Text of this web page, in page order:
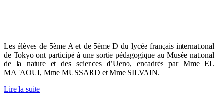
Les élèves de 5ème A et de 5ème D du lycée français international
de Tokyo ont participé à une sortie pédagogique au Musée national
de la nature et des sciences d’Ueno, encadrés par Mme EL
MATAOUI, Mme MUSSARD et Mme SILVAIN.
Lire la suite